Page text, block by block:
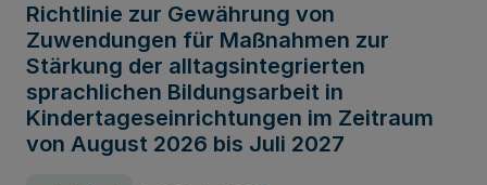
Richtlinie zur Gewährung von
Zuwendungen für Maßnahmen zur
Stärkung der alltagsintegrierten
sprachlichen Bildungsarbeit in
Kindertageseinrichtungen im Zeitraum
von August 2026 bis Juli 2027